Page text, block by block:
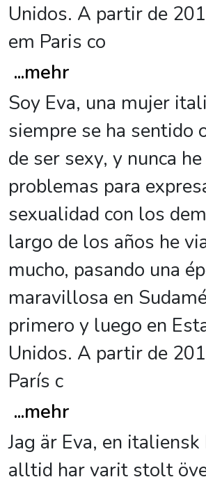
Unidos. A partir de
em Paris co
...mehr
Soy Eva, una mujer
siempre se ha sentido
de ser sexy, y nunca
problemas para
sexualidad con los
largo de los años he
mucho, pasando una
maravillosa en
primero y luego en
Unidos. A partir de
París c
...mehr
Jag är Eva, en
alltid har varit stolt